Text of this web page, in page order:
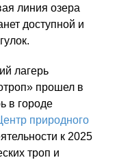
линия озера
доступной и
лагерь
прошел в
в городе
природного
к 2025
троп и